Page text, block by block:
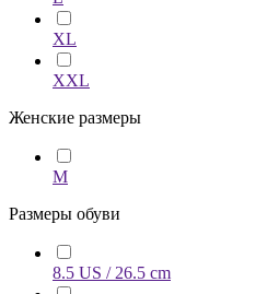
XL
XXL
Женские размеры
M
Размеры обуви
8.5 US / 26.5 cm